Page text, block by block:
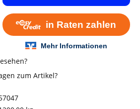
zum Artikel?